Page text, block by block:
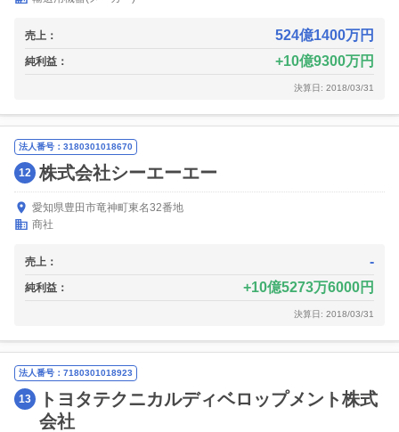
売上： 524億1400万円
純利益： 10億9300万円
決算日: 2018/03/31
法人番号：3180301018670
12 株式会社シーエーエー
愛知県豊田市竜神町東名32番地
商社
売上： -
純利益： 10億5273万6000円
決算日: 2018/03/31
法人番号：7180301018923
13
トヨタテクニカルディベロップメント株式
会社